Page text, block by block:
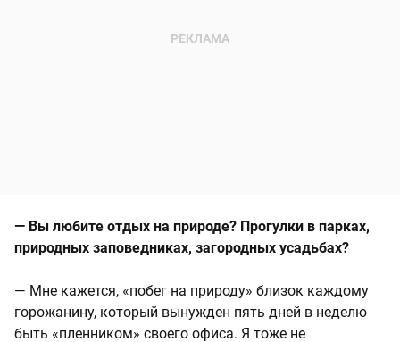
— Вы любите отдых на природе? Прогулки в парках,
природных заповедниках, загородных усадьбах?
— Мне кажется, «побег на природу» близок каждому
горожанину, который вынужден пять дней в неделю
быть «пленником» своего офиса. Я тоже не